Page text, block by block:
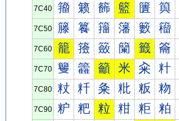
7C40 籀 籁 籂 籃 籄 籅
7C50 籐 籑 籒 籓 籔 籕
7C60 籠 籡 籢 籣 籤 籥
7C70 籰 籱 籲 米 籴 籵
7C80 粀 粁 粂 粃 粄 粅
7C90 粐 粑 粒 粓 粔 粕